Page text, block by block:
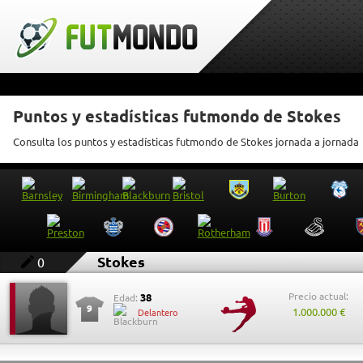
Puntos y estadísticas futmondo de Stokes
Consulta los puntos y estadísticas futmondo de Stokes jornada a jornada
0 Stokes
9
Edad: 38
Delantero
Precio actual:
1.000.000 €